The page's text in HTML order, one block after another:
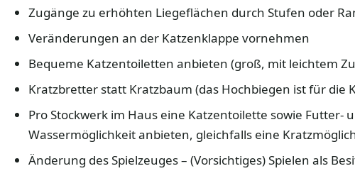
Zugänge zu erhöhten Liegeflächen durch Stufen oder
Veränderungen an der Katzenklappe vornehmen
Bequeme Katzentoiletten anbieten (groß, mit leichtem
Kratzbretter statt Kratzbaum (das Hochbiegen ist für die
Pro Stockwerk im Haus eine Katzentoilette sowie Futter-
Wassermöglichkeit anbieten, gleichfalls eine
Änderung des Spielzeuges – (Vorsichtiges) Spielen als